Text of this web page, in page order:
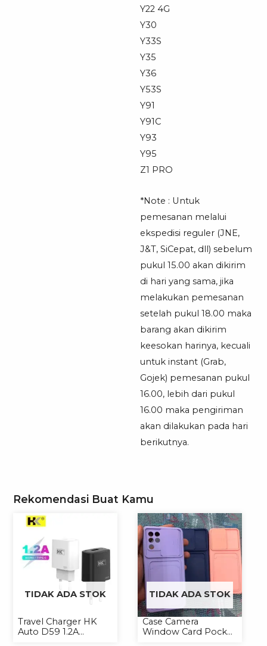
Y22 4G
Y30
Y33S
Y35
Y36
Y53S
Y91
Y91C
Y93
Y95
Z1 PRO
*Note : Untuk
pemesanan melalui
ekspedisi reguler (JNE,
J&T, SiCepat, dll) sebelum
pukul 15.00 akan dikirim
di hari yang sama, jika
melakukan pemesanan
setelah pukul 18.00 maka
barang akan dikirim
keesokan harinya, kecuali
untuk instant (Grab,
Gojek) pemesanan pukul
16.00, lebih dari pukul
16.00 maka pengiriman
akan dilakukan pada hari
berikutnya.
Rekomendasi Buat Kamu
TIDAK ADA STOK
Travel Charger HK
Auto D59 1.2A
TIDAK ADA STOK
Case Camera
Window Card Pocket